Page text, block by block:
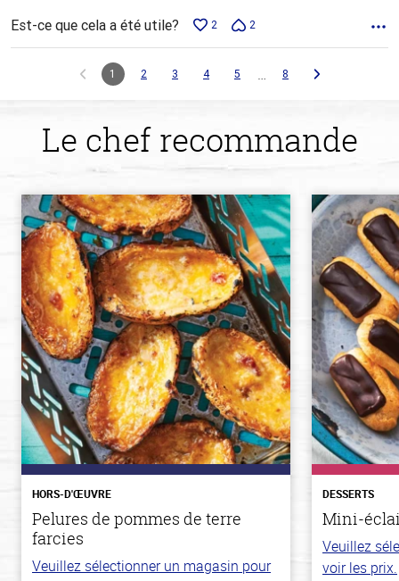
Est-ce que cela a été utile? 2 2
1 2 3 4 5 … 8
Le chef recommande
HORS-D'ŒUVRE
Pelures de pommes de terre
farcies
Veuillez sélectionner un magasin pour
DESSERTS
Mini-
Veuillez
voir les prix.